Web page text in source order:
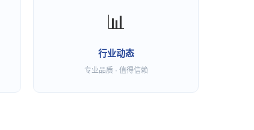
📊
行业动态
专业品质 · 值得信赖